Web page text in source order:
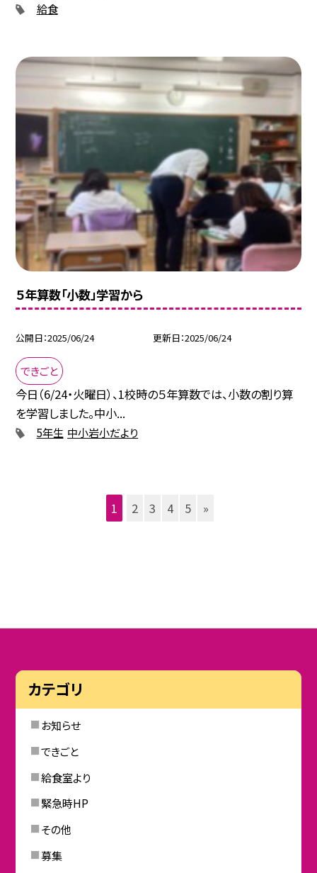
給食
５年算数「小数」学習から
公開日 2025/06/24 更新日 2025/06/24
できごと
今日（6/24・火曜日）、1校時の５年算数では、小数の割り算
を学習しました。中小...
5年生 中小岩小だより
1 2 3 4 5 »
カテゴリ
お知らせ
できごと
給食室より
緊急時HP
その他
募集